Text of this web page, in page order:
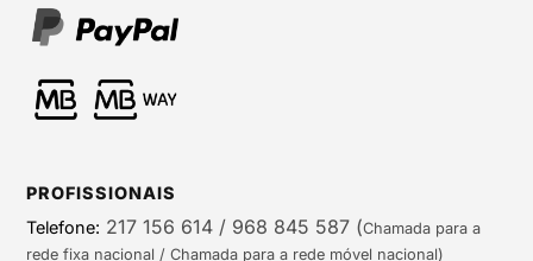
PROFISSIONAIS
Telefone: 217 156 614 / 968 845 587 (Chamada para a
rede fixa nacional / Chamada para a rede móvel nacional)